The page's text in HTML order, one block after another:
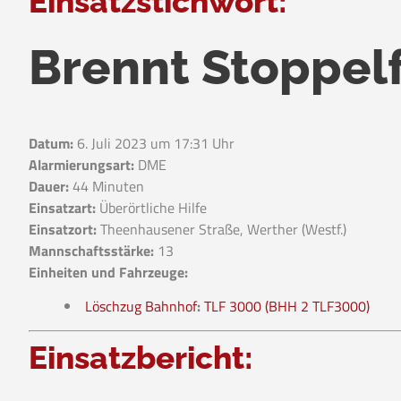
Brennt
Datum: 6. Juli 2023 um 17:31 Uhr
Alarmierungsart: DME
Dauer:44 Minuten
Einsatzart: Überörtliche Hilfe
Einsatzort:Theenhausener Straße, Werther (Westf.)
Mannschaftsstärke: 13
Einheiten und Fahrzeuge:
Löschzug Bahnhof:TLF 3000 (BHH 2 TLF3000)
Einsatzbericht: